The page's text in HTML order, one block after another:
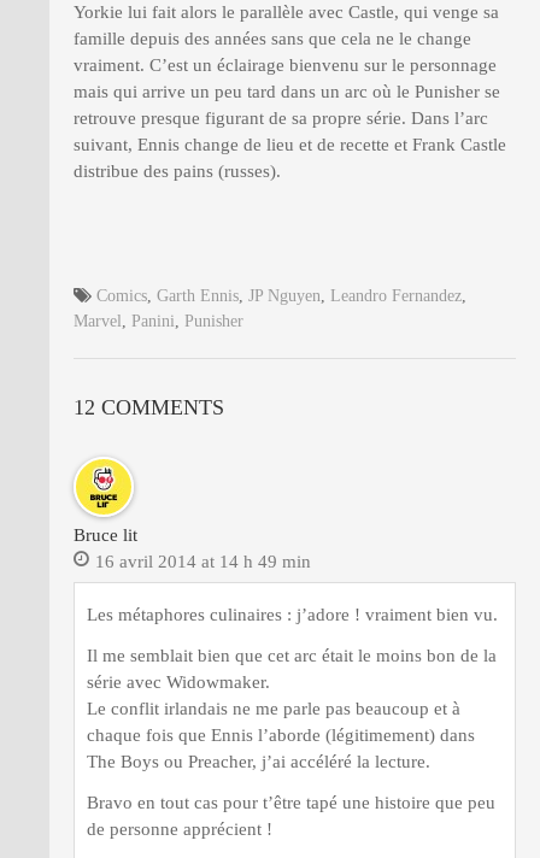
Yorkie lui fait alors le parallèle avec Castle, qui venge sa
famille depuis des années sans que cela ne le change
vraiment. C’est un éclairage bienvenu sur le personnage
mais qui arrive un peu tard dans un arc où le Punisher se
retrouve presque figurant de sa propre série. Dans l’arc
suivant, Ennis change de lieu et de recette et Frank Castle
distribue des pains (russes).
Comics Garth Ennis JP Nguyen Leandro Fernandez
Marvel
Panini Punisher
12 COMMENTS
Bruce lit
16 avril 2014 at 14 h 49 min
Les métaphores culinaires : j’adore ! vraiment bien vu.
Il me semblait bien que cet arc était le moins bon de la
série avec Widowmaker.
Le conflit irlandais ne me parle pas beaucoup et à
chaque fois que Ennis l’aborde (légitimement) dans
The Boys ou Preacher, j’ai accéléré la lecture.
Bravo en tout cas pour t’être tapé une histoire que peu
de personne apprécient !